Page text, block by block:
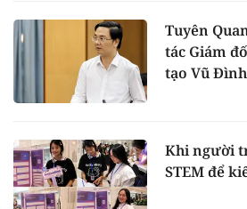
Tuyên
tác Giám
tạo Vũ
Khi người
STEM để